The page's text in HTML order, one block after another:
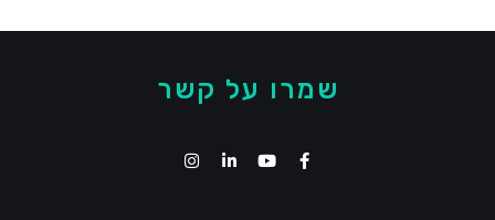
שמרו על קשר